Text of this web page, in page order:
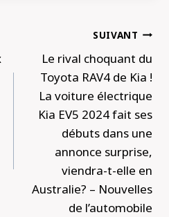
SUIVANT
Le rival choquant du
Toyota RAV4 de Kia !
La voiture électrique
Kia EV5 2024 fait ses
débuts dans une
annonce surprise,
viendra-t-elle en
Australie? – Nouvelles
de l’automobile